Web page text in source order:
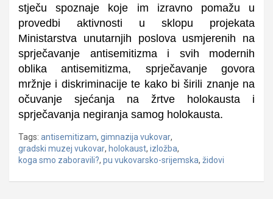
stječu spoznaje koje im izravno pomažu u
provedbi aktivnosti u sklopu projekata
Ministarstva unutarnjih poslova usmjerenih na
sprječavanje antisemitizma i svih modernih
oblika antisemitizma, sprječavanje govora
mržnje i diskriminacije te kako bi širili znanje na
očuvanje sjećanja na žrtve holokausta i
sprječavanja negiranja samog holokausta.
Tags: antisemitizam, gimnazija vukovar,
gradski muzej vukovar, holokaust, izložba,
koga smo zaboravili?, pu vukovarsko-srijemska, židovi